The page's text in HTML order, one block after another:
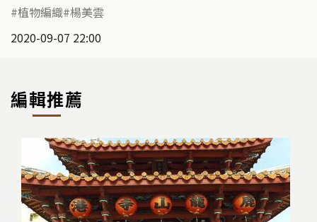
植物編織 楊美雲
2020-09-07 22:00
編輯推薦